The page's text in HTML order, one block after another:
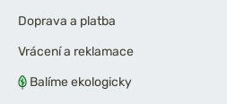
Doprava a platba
Vrácení a reklamace
Balíme ekologicky